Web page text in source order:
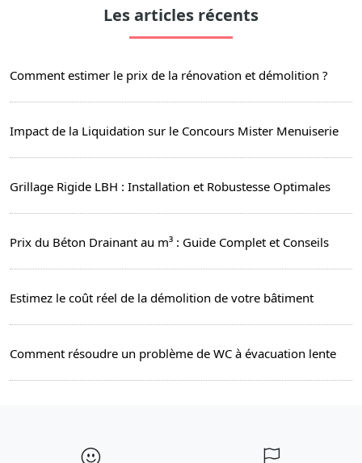
Les articles récents
Comment estimer le prix de la rénovation et démolition ?
Impact de la Liquidation sur le Concours Mister Menuiserie
Grillage Rigide LBH : Installation et Robustesse Optimales
Prix du Béton Drainant au m³ : Guide Complet et Conseils
Estimez le coût réel de la démolition de votre bâtiment
Comment résoudre un problème de WC à évacuation lente